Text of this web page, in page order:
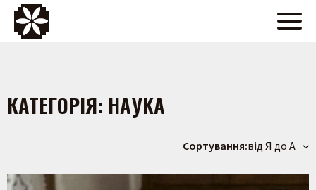
КАТЕГОРІЯ: НАУКА
Сортування:від Я до А